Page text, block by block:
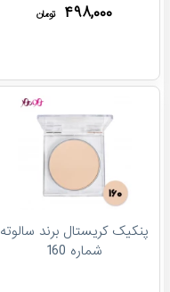
۴۹۸,۰۰۰ تومان
پنکیک کریستال برند سالوته
شماره 160